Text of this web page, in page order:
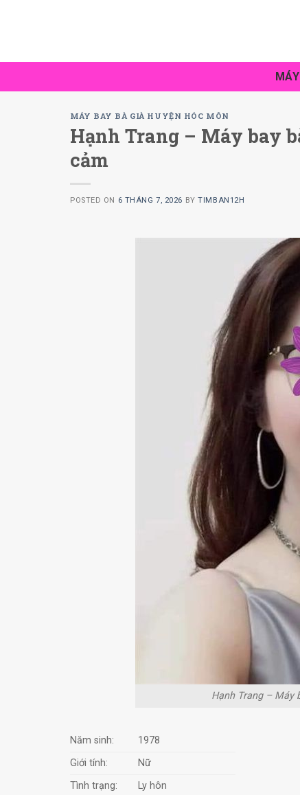
MÁY BAY BÀ GIÀ HUYỆN HÓC MÔN
Hạnh Trang – Máy bay
cảm
POSTED ON 6 THÁNG 7, 2026 BYTIMBAN12H
Hạnh Trang – Máy
Năm sinh:
1978
Giới tính:
Nữ
Tình trạng:
Ly hôn